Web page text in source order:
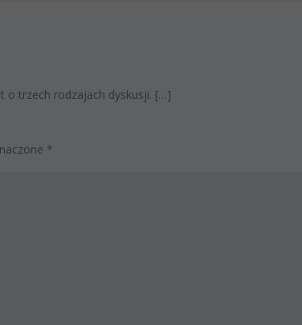
o trzech rodzajach dyskusji. […]
*